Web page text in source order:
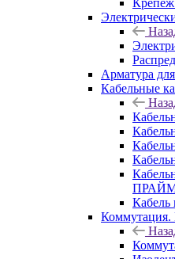
Арматура
Кабельные
Кабель